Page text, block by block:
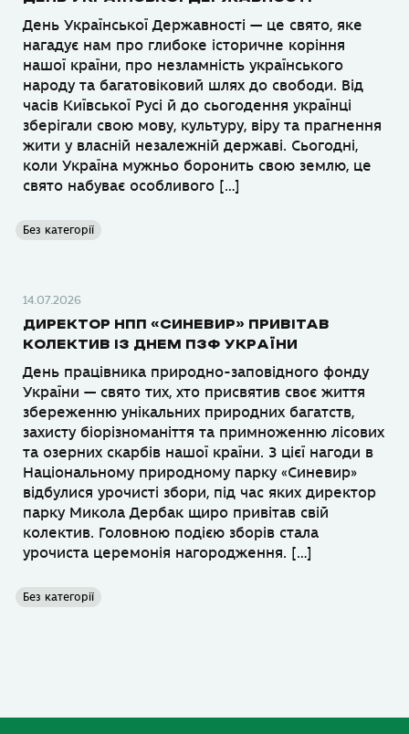
День Української Державності — це свято, яке
нагадує нам про глибоке історичне коріння
нашої країни, про незламність українського
народу та багатовіковий шлях до свободи. Від
часів Київської Русі й до сьогодення українці
зберігали свою мову, культуру, віру та прагнення
жити у власній незалежній державі. Сьогодні,
коли Україна мужньо боронить свою землю, це
свято набуває особливого […]
Без категорії
14.07.2026
ДИРЕКТОР НПП «СИНЕВИР» ПРИВІТАВ
КОЛЕКТИВ ІЗ ДНЕМ ПЗФ УКРАЇНИ
День працівника природно-заповідного фонду
України — свято тих, хто присвятив своє життя
збереженню унікальних природних багатств,
захисту біорізноманіття та примноженню лісових
та озерних скарбів нашої країни. З цієї нагоди в
Національному природному парку «Синевир»
відбулися урочисті збори, під час яких директор
парку Микола Дербак щиро привітав свій
колектив. Головною подією зборів стала
урочиста церемонія нагородження. […]
Без категорії